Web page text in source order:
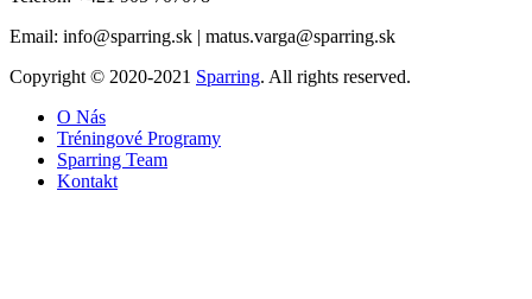
Email: info@sparring.sk | matus.varga@sparring.sk
Copyright © 2020-2021 Sparring. All rights reserved.
O Nás
Tréningové Programy
Sparring Team
Kontakt